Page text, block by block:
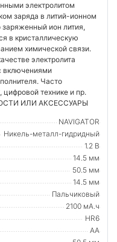
электролитом
заряда в литий-ионном
заряженный ион лития,
в кристаллическую
химической связи.
электролита
включениями
Часто
технике и пр.
ИЛИ АКСЕССУАРЫ
NAVIGATOR
Никель-металл-гидридный
1.2 В
14.5 мм
50.5 мм
14.5 мм
Пальчиковый
2100 мА.ч
HR6
AA